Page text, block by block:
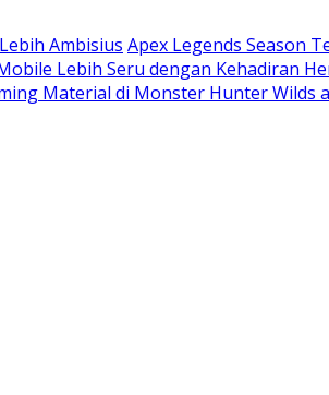
Ambisius Apex Legends Season
Lebih Seru dengan Kehadiran
Material di Monster Hunter Wilds